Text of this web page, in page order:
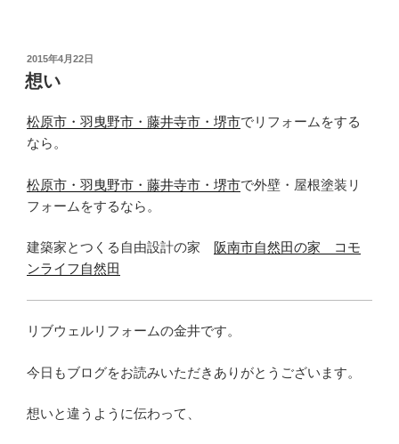
投
稿
日:
2015年4月22日
想い
松原市・羽曳野市・藤井寺市・堺市でリフォームをする
なら。
松原市・羽曳野市・藤井寺市・堺市で外壁・屋根塗装リ
フォームをするなら。
建築家とつくる自由設計の家 阪南市自然田の家 コモ
ンライフ自然田
リブウェルリフォームの金井です。
今日もブログをお読みいただきありがとうございます。
想いと違うように伝わって、